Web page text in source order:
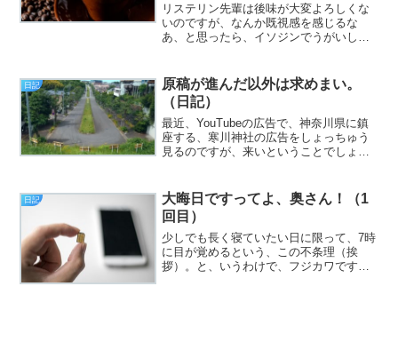
リステリン先輩は後味が大変よろしくな
いのですが、なんか既視感を感じるな
あ、と思ったら、イソジンでうがいした
然「タピオカを買ってきた」と言うので
「今さら？」と思ったら、あ...
日記
原稿が進んだ以外は求めまい。
（日記）
最近、YouTubeの広告で、神奈川県に鎮
座する、寒川神社の広告をしょっちゅう
見るのですが、来いということでしょう
うわけで、フジカワです。ここしばらく
引きこもってい...
日記
大晦日ですってよ、奥さん！（1
回目）
少しでも長く寝ていたい日に限って、7時
に目が覚めるという、この不条理（挨
拶）。と、いうわけで、フジカワです。